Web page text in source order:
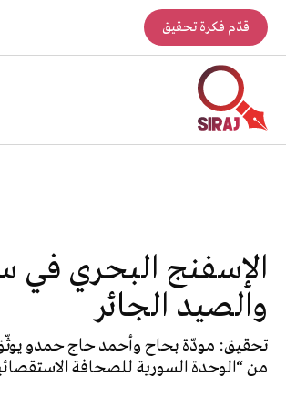
قدّم فكرة تحقيق
الإسفنج البحري في
والصيد الجائر
تحقيق: مودّة بحاح وأحمد حاج حمدو
من “الوحدة السورية للصحافة